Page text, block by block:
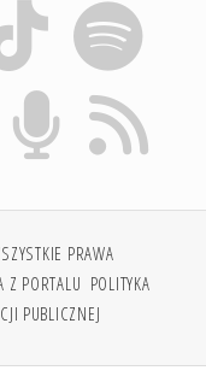
PRAWA
Z PORTALU POLITYKA
PUBLICZNEJ